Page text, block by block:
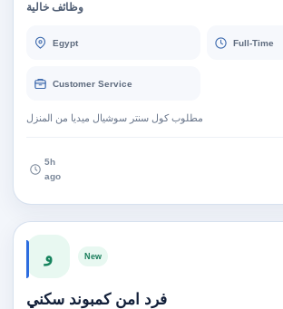
وظائف خالية
Egypt Full-Time
Customer Service
مطلوب كول سنتر سوشيال ميديا من المنزل
5h
ago
و New
فرد امن كمبوند سكني